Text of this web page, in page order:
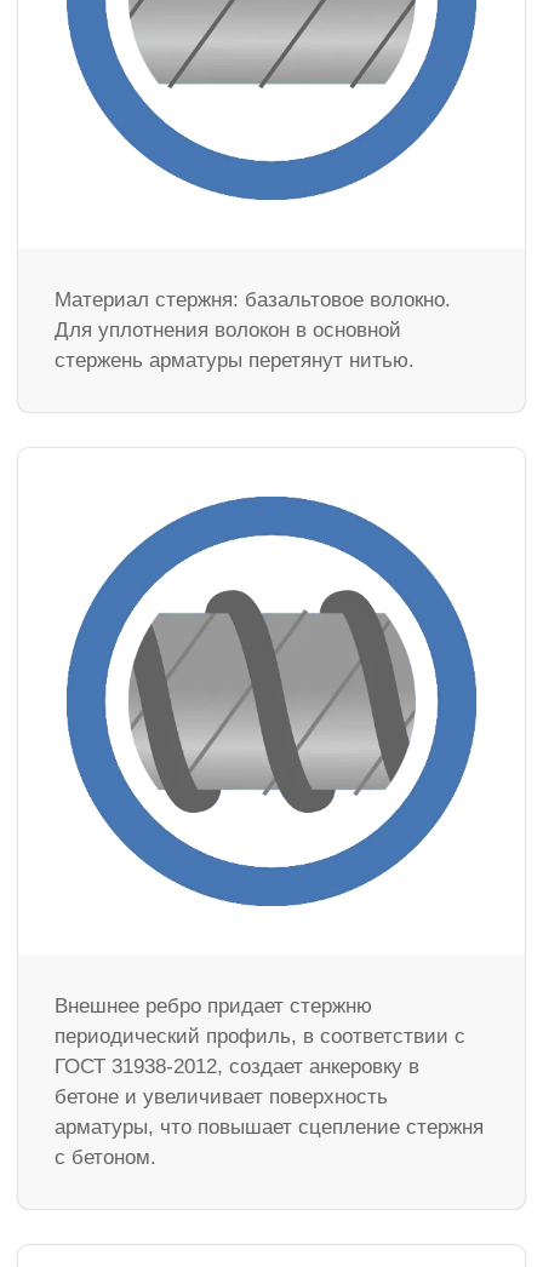
Материал стержня: базальтовое волокно.
Для уплотнения волокон в основной
стержень арматуры перетянут нитью.
Внешнее ребро придает стержню
периодический профиль, в соответствии с
ГОСТ 31938-2012, создает анкеровку в
бетоне и увеличивает поверхность
арматуры, что повышает сцепление стержня
с бетоном.